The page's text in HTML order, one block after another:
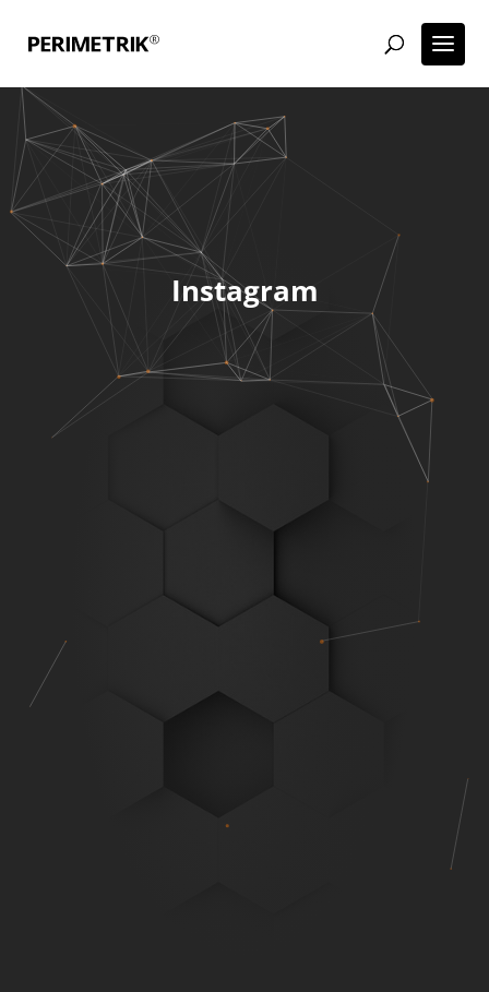
Instagram